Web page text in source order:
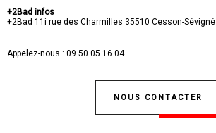
+2Bad infos
+2Bad 11i rue des Charmilles 35510 Cesson-Sévigné
Appelez-nous : 09 50 05 16 04
NOUS CONTACTER